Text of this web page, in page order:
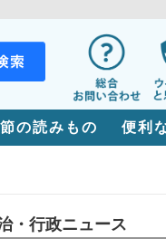
の読みもの 便利
・行政ニュース